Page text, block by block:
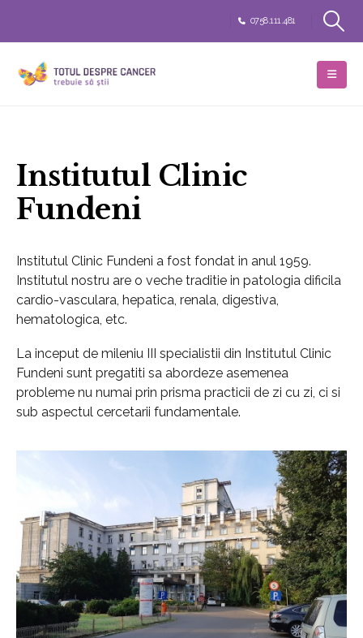
0758.111.481
Institutul Clinic
Fundeni
Institutul Clinic Fundeni a fost fondat in anul 1959.
Institutul nostru are o veche traditie in patologia dificila
cardio-vasculara, hepatica, renala, digestiva,
hematologica, etc.
La inceput de mileniu III specialistii din Institutul Clinic
Fundeni sunt pregatiti sa abordeze asemenea
probleme nu numai prin prisma practicii de zi cu zi, ci si
sub aspectul cercetarii fundamentale.